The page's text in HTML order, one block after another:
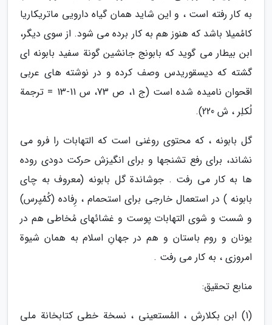
به کار رفته است ، و این شاید همان گیاه دارویی ماتریکاریا
کامُمیلا باشد که هنوز هم به کار برده می شود. از سوی دیگر،
ابن بیطار می گوید که بابونج جانشین گونة سفید بابونه ای
گشته که دیسقوریدس وصف کرده و در نوشته های عربی
اقحوان نامیده شده است (ج 1، ص 73، س 11-13 = ترجمة
لُکلِر ، ش 220).
گل بابونه ، که محتوی روغنی است که التهابات را فرو می
نشاند، برای رفع تشنجها و برای انگیزش حرکت دودی روده
ها به کار می رفت . جوشاندة گل بابونه (معروف به چای
بابونه ) در استعمال خارجی برای استحمام ، رِفاده (کُمْپرس)
و شست و شوی التهابات پوست و غشائهای مُخاطی هم در
یونان و روم باستان و هم در جهانِ اسلام به همان شیوة
امروزی ، به کار می رفت .
منابع تحقیق:
(1) ابن بکلارش ، المُستعینی ، نسخة خطی کتابخانة ملی